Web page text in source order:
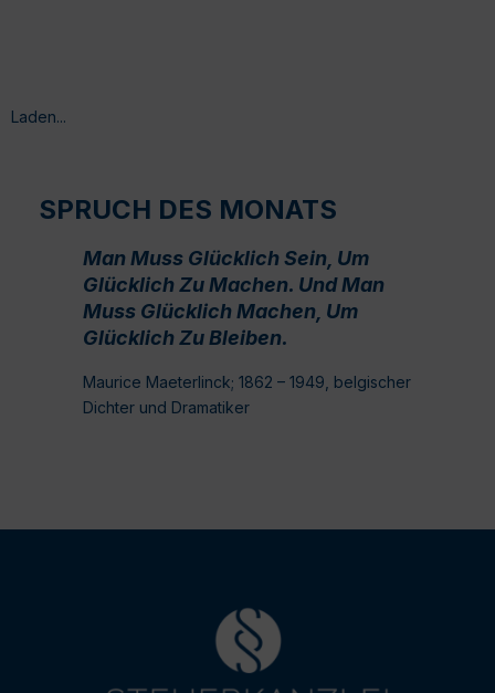
Laden...
SPRUCH DES MONATS
Man Muss Glücklich Sein, Um
Glücklich Zu Machen. Und Man
Muss Glücklich Machen, Um
Glücklich Zu Bleiben.
Maurice Maeterlinck; 1862 – 1949, belgischer
Dichter und Dramatiker